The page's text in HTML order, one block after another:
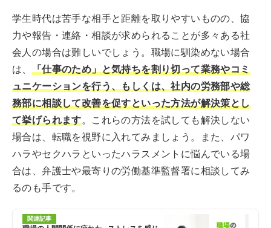
学生時代は苦手な相手と距離を取りやすいものの、協
力や報告・連絡・相談が求められることが多々ある社
会人の場合は難しいでしょう。職場に馴染めない場合
は、
「仕事のため」と気持ちを割り切って業務やコミ
ュニケーションを行う、もしくは、社内の労務部や総
務部に相談して改善を促すといった方法が解決策とし
て挙げられます。これらの方法を試しても解決しない
場合は、転職を視野に入れてみましょう。また、パワ
ハラやセクハラといったハラスメントに悩んでいる場
合は、弁護士や最寄りの労働基準監督署に相談してみ
るのも手です。
関連記事